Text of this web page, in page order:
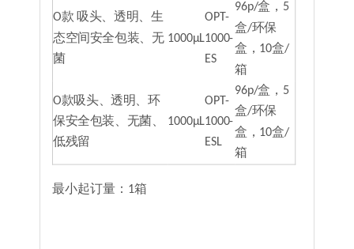
O款 吸头、透明、生
态空间安全包装、无
菌
1000μL
OPT-
1000-
ES
96p/盒，5
盒/环保
盒，10盒/
箱
O款吸头、透明、环
保安全包装、无菌、
低残留
1000μL
OPT-
1000-
ESL
96p/盒，5
盒/环保
盒，10盒/
箱
最小起订量：1箱